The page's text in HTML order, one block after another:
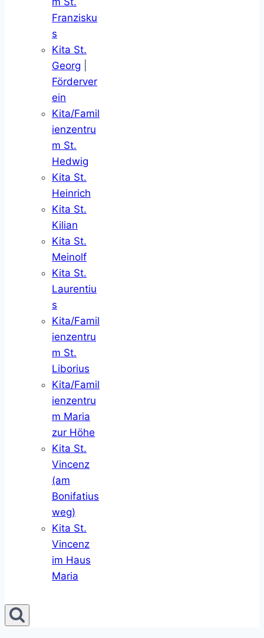
Franzisku
s
Kita St.
Georg
Förderver
ein
Kita/Famil
ienzentru
m St.
Hedwig
Kita St.
Heinrich
Kita St.
Kilian
Kita St.
Meinolf
Kita St.
Laurentiu
s
Kita/Famil
ienzentru
m St.
Liborius
Kita/Famil
ienzentru
m Maria
zur Höhe
Kita St.
Vincenz
(am
Bonifatius
weg)
Kita St.
Vincenz
im Haus
Maria